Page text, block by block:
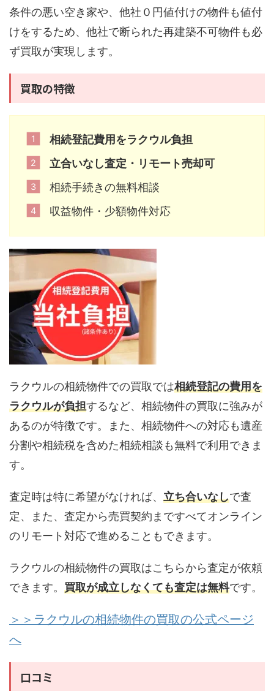
条件の悪い空き家や、他社０円値付けの物件も値付
けをするため、他社で断られた再建築不可物件も必
ず買取が実現します。
買取の特徴
相続登記費用をラクウル負担
立合いなし査定・リモート売却可
相続手続きの無料相談
収益物件・少額物件対応
ラクウルの相続物件での買取では相続登記の費用を
ラクウルが負担するなど、相続物件の買取に強みが
あるのが特徴です。また、相続物件への対応も遺産
分割や相続税を含めた相続相談も無料で利用できま
す。
査定時は特に希望がなければ、 立ち合いなしで査
定、また、査定から売買契約まですべてオンライン
のリモート対応で進めることもできます。
ラクウルの相続物件の買取はこちらから査定が依頼
できます。 買取が成立しなくても査定は無料です。
＞＞ラクウルの相続物件の買取の公式ページ
へ
口コミ